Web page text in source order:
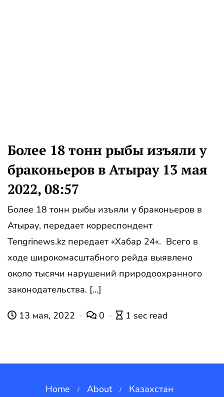
Более 18 тонн рыбы изъяли у
браконьеров в Атырау 13 мая
2022, 08:57
Более 18 тонн рыбы изъяли у браконьеров в
Атырау, передает корреспондент
Tengrinews.kz передает «Хабар 24«. Всего в
ходе широкомасштабного рейда выявлено
около тысячи нарушений природоохранного
законодательства. […]
13 мая, 2022 0 1 sec read
Home About Казахстан